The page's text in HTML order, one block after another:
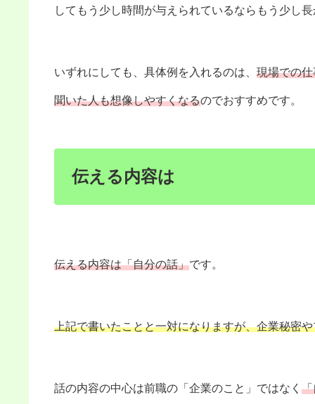
してもう少し時間が与えられているならもう少し
いずれにしても、具体例を入れるのは、 現場での仕
聞いた人も想像しやすくなるのでおすすめです。
伝える内容は
伝える内容は「自分の話」です。
上記で書いたことと一対になりますが、企業秘密
話の内容の中心は前職の「企業のこと」ではなく 「